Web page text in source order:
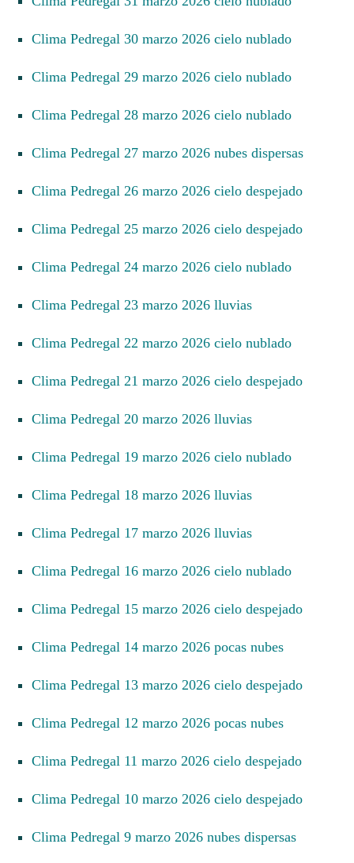
Clima Pedregal 30 marzo 2026 cielo nublado
Clima Pedregal 29 marzo 2026 cielo nublado
Clima Pedregal 28 marzo 2026 cielo nublado
Clima Pedregal 27 marzo 2026 nubes dispersas
Clima Pedregal 26 marzo 2026 cielo despejado
Clima Pedregal 25 marzo 2026 cielo despejado
Clima Pedregal 24 marzo 2026 cielo nublado
Clima Pedregal 23 marzo 2026 lluvias
Clima Pedregal 22 marzo 2026 cielo nublado
Clima Pedregal 21 marzo 2026 cielo despejado
Clima Pedregal 20 marzo 2026 lluvias
Clima Pedregal 19 marzo 2026 cielo nublado
Clima Pedregal 18 marzo 2026 lluvias
Clima Pedregal 17 marzo 2026 lluvias
Clima Pedregal 16 marzo 2026 cielo nublado
Clima Pedregal 15 marzo 2026 cielo despejado
Clima Pedregal 14 marzo 2026 pocas nubes
Clima Pedregal 13 marzo 2026 cielo despejado
Clima Pedregal 12 marzo 2026 pocas nubes
Clima Pedregal 11 marzo 2026 cielo despejado
Clima Pedregal 10 marzo 2026 cielo despejado
Clima Pedregal 9 marzo 2026 nubes dispersas